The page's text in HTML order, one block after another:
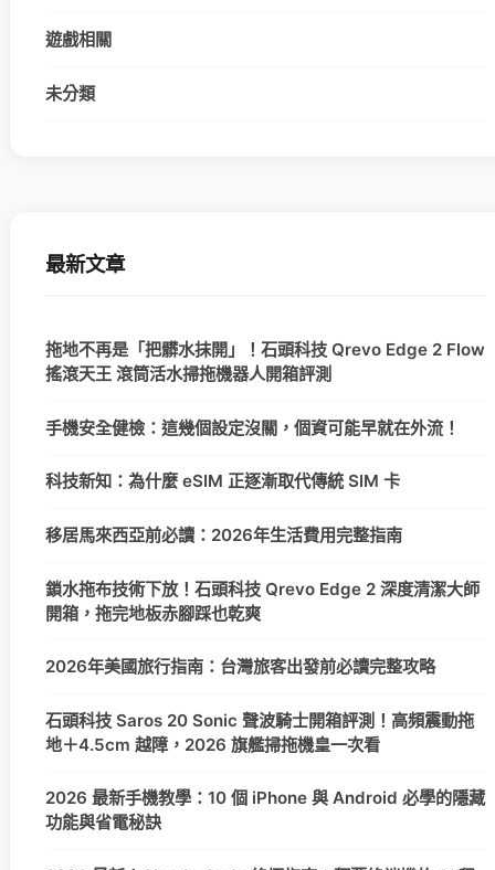
遊戲相關
未分類
最新文章
拖地不再是「把髒水抹開」！石頭科技 Qrevo Edge 2 Flow
搖滾天王 滾筒活水掃拖機器人開箱評測
手機安全健檢：這幾個設定沒關，個資可能早就在外流！
科技新知：為什麼 eSIM 正逐漸取代傳統 SIM 卡
移居馬來西亞前必讀：2026年生活費用完整指南
鎖水拖布技術下放！石頭科技 Qrevo Edge 2 深度清潔大師
開箱，拖完地板赤腳踩也乾爽
2026年美國旅行指南：台灣旅客出發前必讀完整攻略
石頭科技 Saros 20 Sonic 聲波騎士開箱評測！高頻震動拖
地＋4.5cm 越障，2026 旗艦掃拖機皇一次看
2026 最新手機教學：10 個 iPhone 與 Android 必學的隱藏
功能與省電秘訣